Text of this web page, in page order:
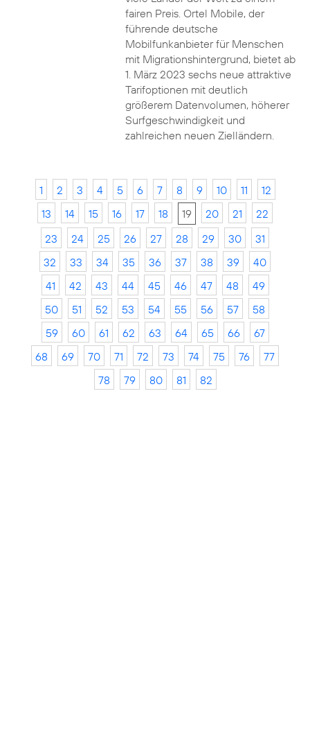
fairen Preis. Ortel Mobile, der
führende deutsche
Mobilfunkanbieter für Menschen
mit Migrationshintergrund, bietet ab
1. März 2023 sechs neue attraktive
Tarifoptionen mit deutlich
größerem Datenvolumen, höherer
Surfgeschwindigkeit und
zahlreichen neuen Zielländern.
1 2 3 4 5 6 7 8 9 10 11
12
13
14 15 16 17 18 19 20 21
22
23
24 25 26 27 28 29 30
31
32
33 34 35 36 37 38 39
40
41
42 43 44 45 46 47 48
49
50
51 52 53 54 55 56 57
58
59
60 61 62 63 64 65 66
67
68
69 70 71 72 73 74 75 76
77
78
79 80 81 82